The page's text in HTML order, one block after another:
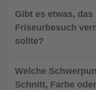
Gibt es etwas,
Friseurbesuch
sollte?
Welche
Schnitt, Farbe